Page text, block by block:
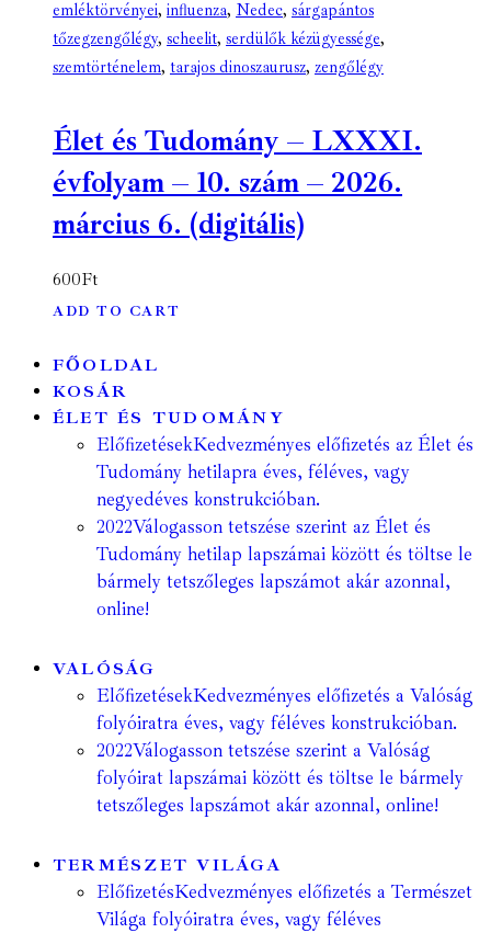
emléktörvényei, influenza, Nedec, sárgapántos
tőzegzengőlégy, scheelit, serdülők kézügyessége,
szemtörténelem, tarajos dinoszaurusz, zengőlégy
Élet és Tudomány – LXXXI.
évfolyam – 10. szám – 2026.
március 6. (digitális)
600Ft
ADD TO CART
FŐOLDAL
KOSÁR
ÉLET ÉS TUDOMÁNY
ElőfizetésekKedvezményes előfizetés az Élet és
Tudomány hetilapra éves, féléves, vagy
negyedéves konstrukcióban.
2022Válogasson tetszése szerint az Élet és
Tudomány hetilap lapszámai között és töltse le
bármely tetszőleges lapszámot akár azonnal,
online!
VALÓSÁG
ElőfizetésekKedvezményes előfizetés a Valóság
folyóiratra éves, vagy féléves konstrukcióban.
2022Válogasson tetszése szerint a Valóság
folyóirat lapszámai között és töltse le bármely
tetszőleges lapszámot akár azonnal, online!
TERMÉSZET VILÁGA
ElőfizetésKedvezményes előfizetés a Természet
Világa folyóiratra éves, vagy féléves